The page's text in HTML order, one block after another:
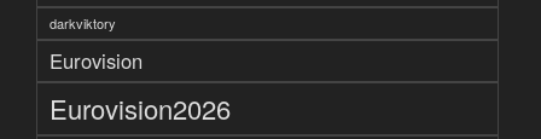
darkviktory
Eurovision
Eurovision2026